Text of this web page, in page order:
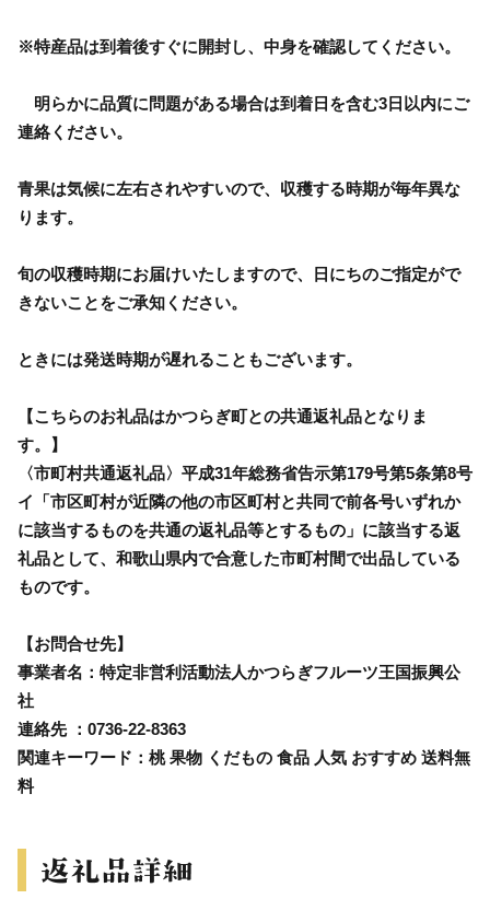
※特産品は到着後すぐに開封し、中身を確認してください。
明らかに品質に問題がある場合は到着日を含む3日以内にご
連絡ください。
青果は気候に左右されやすいので、収穫する時期が毎年異な
ります。
旬の収穫時期にお届けいたしますので、日にちのご指定がで
きないことをご承知ください。
ときには発送時期が遅れることもございます。
【こちらのお礼品はかつらぎ町との共通返礼品となりま
す。】
〈市町村共通返礼品〉平成31年総務省告示第179号第5条第8号
イ「市区町村が近隣の他の市区町村と共同で前各号いずれか
に該当するものを共通の返礼品等とするもの」に該当する返
礼品として、和歌山県内で合意した市町村間で出品している
ものです。
【お問合せ先】
事業者名：特定非営利活動法人かつらぎフルーツ王国振興公
社
連絡先 ：0736-22-8363
関連キーワード：桃 果物 くだもの 食品 人気 おすすめ 送料無
料